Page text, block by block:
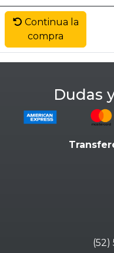
Continua la
compra
Dudas
(52)